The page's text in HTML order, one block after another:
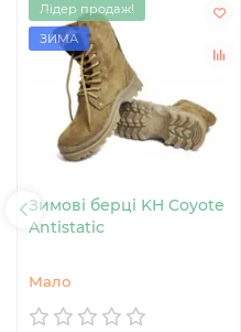
Лідер продаж!
ЗИМА
Зимові берці KH Coyote
Antistatic
Мало